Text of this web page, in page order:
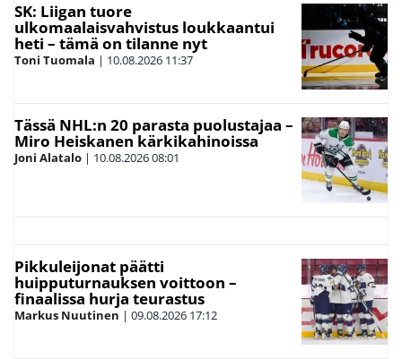
SK: Liigan tuore
ulkomaalaisvahvistus loukkaantui
heti – tämä on tilanne nyt
Toni Tuomala | 10.08.2026 11:37
Tässä NHL:n 20 parasta puolustajaa –
Miro Heiskanen kärkikahinoissa
Joni Alatalo | 10.08.202608:01
Pikkuleijonat päätti
huipputurnauksen voittoon –
finaalissa hurja teurastus
Markus Nuutinen | 09.08.2026 17:12